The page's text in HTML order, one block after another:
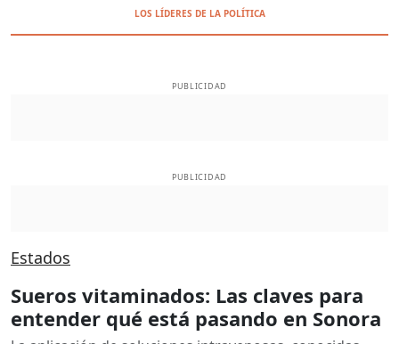
LOS LÍDERES DE LA POLÍTICA
PUBLICIDAD
PUBLICIDAD
Estados
Sueros vitaminados: Las claves para
entender qué está pasando en Sonora